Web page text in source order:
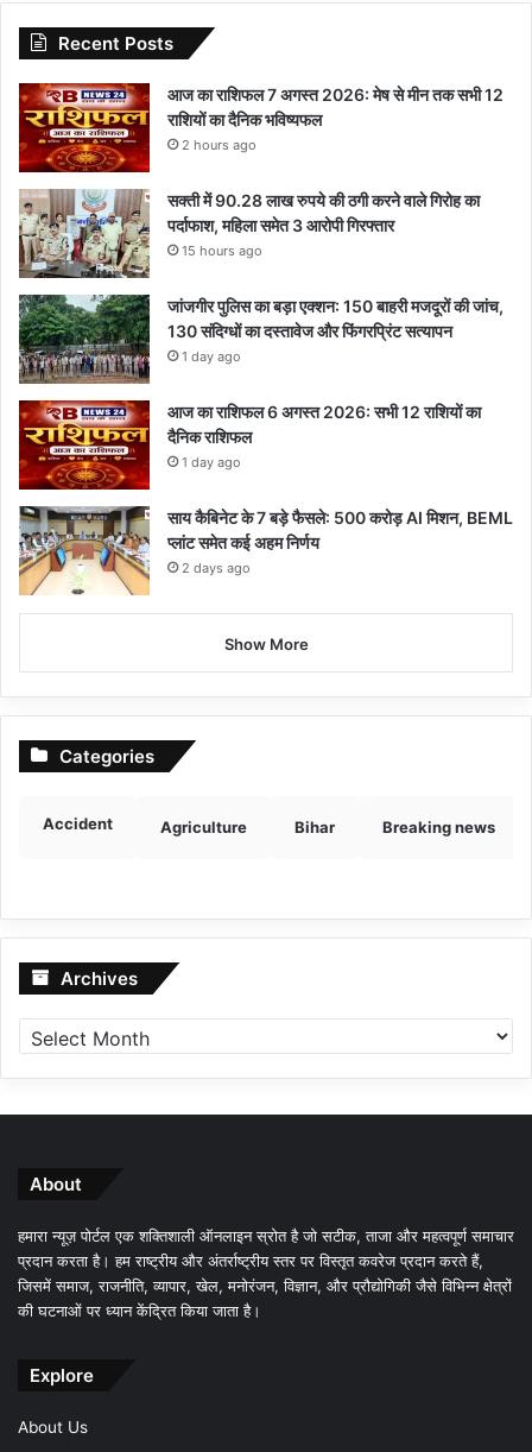
Recent Posts
आज का राशिफल 7 अगस्त 2026: मेष से मीन तक सभी 12
राशियों का दैनिक भविष्यफल
2 hours ago
सक्ती में 90.28 लाख रुपये की ठगी करने वाले गिरोह का
पर्दाफाश, महिला समेत 3 आरोपी गिरफ्तार
15 hours ago
जांजगीर पुलिस का बड़ा एक्शन: 150 बाहरी मजदूरों की जांच,
130 संदिग्धों का दस्तावेज और फिंगरप्रिंट सत्यापन
1 day ago
आज का राशिफल 6 अगस्त 2026: सभी 12 राशियों का
दैनिक राशिफल
1 day ago
साय कैबिनेट के 7 बड़े फैसले: 500 करोड़ AI मिशन, BEML
प्लांट समेत कई अहम निर्णय
2 days ago
Show More
Categories
Accident Agriculture Bihar Breaking news
Archives Archives
About
हमारा न्यूज़ पोर्टल एक शक्तिशाली ऑनलाइन स्रोत है जो सटीक, ताजा और महत्वपूर्ण समाचार
प्रदान करता है। हम राष्ट्रीय और अंतर्राष्ट्रीय स्तर पर विस्तृत कवरेज प्रदान करते हैं,
जिसमें समाज, राजनीति, व्यापार, खेल, मनोरंजन, विज्ञान, और प्रौद्योगिकी जैसे विभिन्न क्षेत्रों
की घटनाओं पर ध्यान केंद्रित किया जाता है।
Explore
About Us